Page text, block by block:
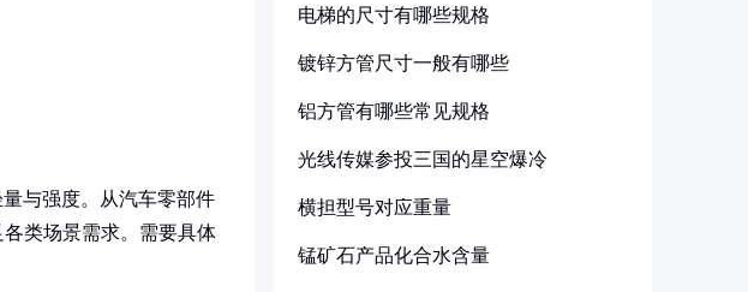
与强度。从汽车零部件
类场景需求。需要具体
电梯的尺寸有哪些规格
镀锌方管尺寸一般有哪些
铝方管有哪些常见规格
光线传媒参投三国的星空爆冷
横担型号对应重量
锰矿石产品化合水含量